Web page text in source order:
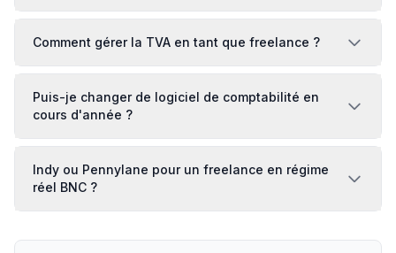
Comment gérer la TVA en tant que freelance ?
Puis-je changer de logiciel de comptabilité en
cours d'année ?
Indy ou Pennylane pour un freelance en régime
réel BNC ?